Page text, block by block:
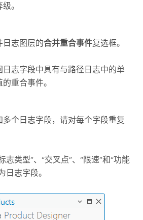
。
日志图层的合并重合事件复选框。
日志字段中具有与路径日志中的单
重合事件。
多个日志字段，请对每个字段重复
志类型”、“交叉点”、“限速”和“功能
日志字段。